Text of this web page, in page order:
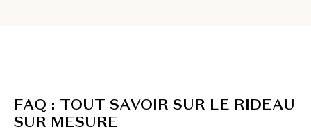
FAQ : TOUT SAVOIR SUR LE RIDEAU
SUR MESURE